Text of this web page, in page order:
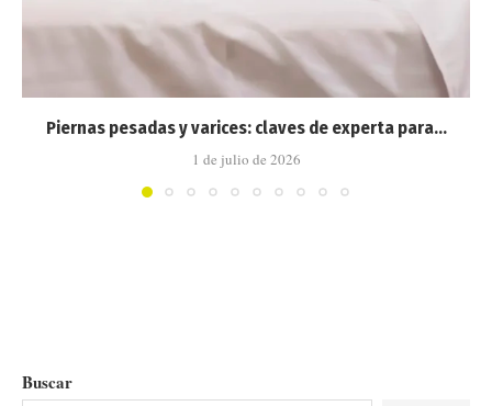
Piernas pesadas y varices: claves de experta para...
1 de julio de 2026
Buscar